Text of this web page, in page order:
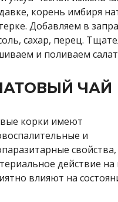
корень имбиря
Добавляем в
сахар, перец.
и поливаем
ЧАЙ
корки имеют
и
действие на
влияют на